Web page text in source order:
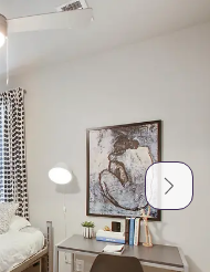
Español
Deutsch
French